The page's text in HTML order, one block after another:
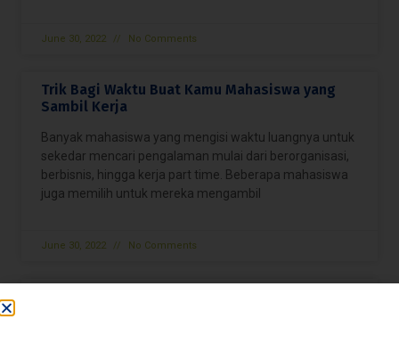
June 30, 2022 No Comments
Trik Bagi Waktu Buat Kamu Mahasiswa yang
Sambil Kerja
Banyak mahasiswa yang mengisi waktu luangnya untuk
sekedar mencari pengalaman mulai dari berorganisasi,
berbisnis, hingga kerja part time. Beberapa mahasiswa
juga memilih untuk mereka mengambil
June 30, 2022 No Comments